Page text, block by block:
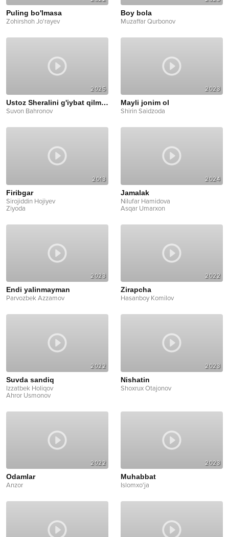
Puling bo'lmasa
Zohirshoh Jo'rayev
Boy bola
Muzaffar Qurbonov
2025
Ustoz Sheralini g'iybat qilmasin
Suvon Bahronov
2023
Mayli jonim ol
Shirin Saidzoda
2013
Firibgar
Sirojiddin Hojiyev
Ziyoda
2024
Jamalak
Nilufar Hamidova
Asqar Umarxon
2023
Endi yalinmayman
Parvozbek Azzamov
2022
Zirapcha
Hasanboy Komilov
2022
Suvda sandiq
Izzatbek Holiqov
Ahror Usmonov
2023
Nishatin
Shoxrux Otajonov
2022
Odamlar
Anzor
2023
Muhabbat
Islomxo'ja